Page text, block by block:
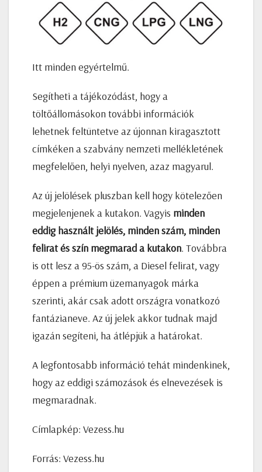
Itt minden egyértelmű.
Segítheti a tájékozódást, hogy a
töltőállomásokon további információk
lehetnek feltüntetve az újonnan kiragasztott
címkéken a szabvány nemzeti mellékletének
megfelelően, helyi nyelven, azaz magyarul.
Az új jelölések pluszban kell hogy kötelezően
megjelenjenek a kutakon. Vagyis minden
eddig használt jelölés, minden szám, minden
felirat és szín megmarad a kutakon. Továbbra
is ott lesz a 95-ös szám, a Diesel felirat, vagy
éppen a prémium üzemanyagok márka
szerinti, akár csak adott országra vonatkozó
fantázianeve. Az új jelek akkor tudnak majd
igazán segíteni, ha átlépjük a határokat.
A legfontosabb információ tehát mindenkinek,
hogy az eddigi számozások és elnevezések is
megmaradnak.
Címlapkép: Vezess.hu
Forrás: Vezess.hu